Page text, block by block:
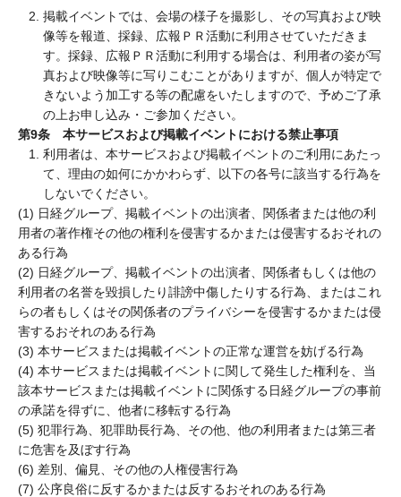
掲載イベントでは、会場の様子を撮影し、その写真および映
像等を報道、採録、広報ＰＲ活動に利用させていただきま
す。採録、広報ＰＲ活動に利用する場合は、利用者の姿が写
真および映像等に写りこむことがありますが、個人が特定で
きないよう加工する等の配慮をいたしますので、予めご了承
の上お申し込み・ご参加ください。
第9条 本サービスおよび掲載イベントにおける禁止事項
利用者は、本サービスおよび掲載イベントのご利用にあたっ
て、理由の如何にかかわらず、以下の各号に該当する行為を
しないでください。
(1) 日経グループ、掲載イベントの出演者、関係者または他の利
用者の著作権その他の権利を侵害するかまたは侵害するおそれの
ある行為
(2) 日経グループ、掲載イベントの出演者、関係者もしくは他の
利用者の名誉を毀損したり誹謗中傷したりする行為、またはこれ
らの者もしくはその関係者のプライバシーを侵害するかまたは侵
害するおそれのある行為
(3) 本サービスまたは掲載イベントの正常な運営を妨げる行為
(4) 本サービスまたは掲載イベントに関して発生した権利を、当
該本サービスまたは掲載イベントに関係する日経グループの事前
の承諾を得ずに、他者に移転する行為
(5) 犯罪行為、犯罪助長行為、その他、他の利用者または第三者
に危害を及ぼす行為
(6) 差別、偏見、その他の人権侵害行為
(7) 公序良俗に反するかまたは反するおそれのある行為